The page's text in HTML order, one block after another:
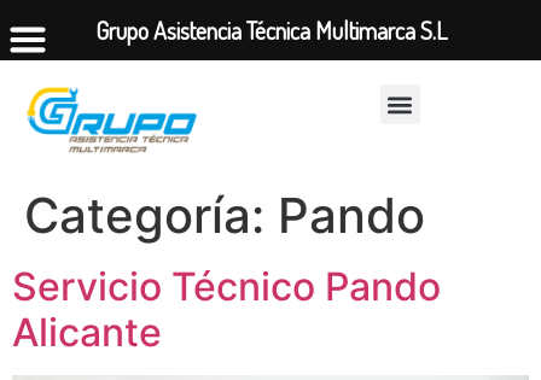
Categoría: Pando
Servicio Técnico Pando
Alicante
Grupo Asistencia Técnica Multimarca S.L